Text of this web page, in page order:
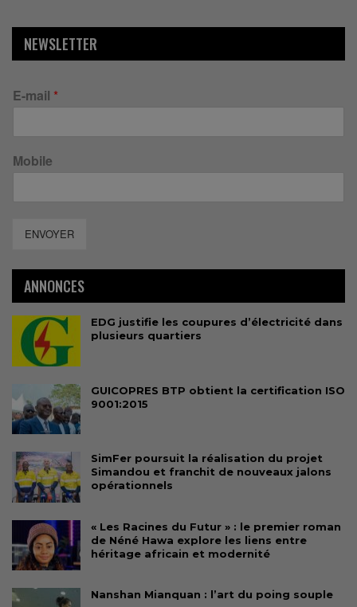
NEWSLETTER
E-mail *
Mobile
ENVOYER
ANNONCES
EDG justifie les coupures d’électricité dans
plusieurs quartiers
GUICOPRES BTP obtient la certification ISO
9001:2015
SimFer poursuit la réalisation du projet
Simandou et franchit de nouveaux jalons
opérationnels
« Les Racines du Futur » : le premier roman
de Néné Hawa explore les liens entre
héritage africain et modernité
Nanshan Mianquan : l’art du poing souple